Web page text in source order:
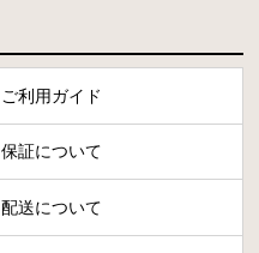
ご利用ガイド
保証について
配送について